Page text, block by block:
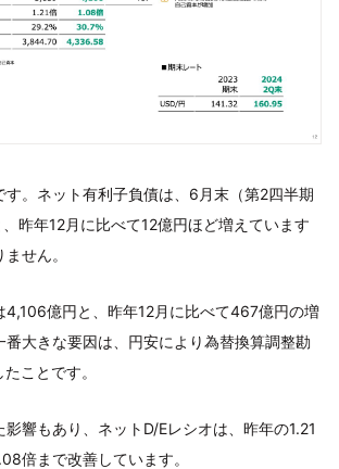
す。ネット有利子負債は、6月末（第2四半期
昨年12月に比べて12億円ほど増えています
せん。
4,106億円と、昨年12月に比べて467億円の増
番大きな要因は、円安により為替換算調整勘
ことです。
影響もあり、ネットD/Eレシオは、昨年の1.21
倍まで改善しています。